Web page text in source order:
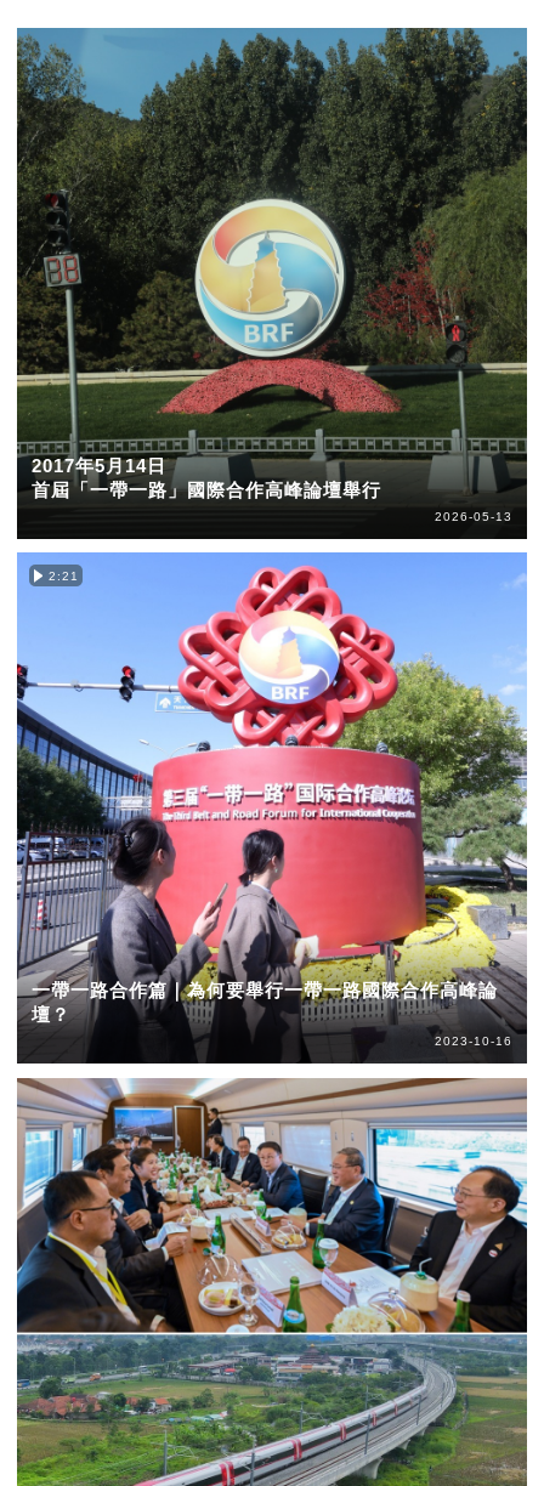
2017年5月14日
首屆「一帶一路」國際合作高峰論壇舉行
2026-05-13
2:21
一帶一路合作篇｜為何要舉行一帶一路國際合作高峰論
壇？
2023-10-16